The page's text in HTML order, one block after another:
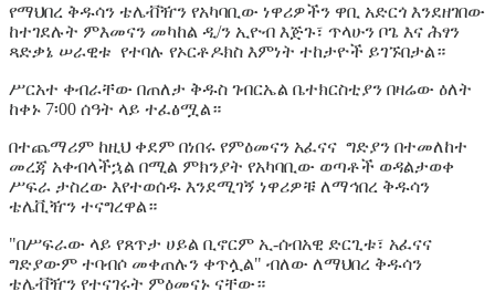
የማህበረ ቅዱሳን ቴሌቭዥን የአካባቢው ነዋሪዎችን ዋቢ አድርጎ እንደዘገበው
ከተገደሉት ምእመናን መካከል ዲ/ን ኢዮብ እጅጉ፣ ጥላሁን ቦጌ እና ሕፃን
ጻድቃኔ ሠራዊቱ የተባሉ የኦርቶዶክስ እምነት ተከታዮች ይገኙበታል።
ሥርአተ ቀብራቸው በጠለታ ቅዱስ ገብርኤል ቤተክርስቲያን በዛሬው ዕለት
ከቀኑ 7፡00 ሰዓት ላይ ተፈፅሟል።
በተጨማሪም ከዚህ ቀደም በነበሩ የምዕመናን አፈናና ግድያን በተመለከተ
መረጃ አቀብላችኋል በሚል ምክንያት የአካባቢው ወጣቶች ወዳልታወቀ
ሥፍራ ታስረው እየተወሰዱ እንደሚገኝ ነዋሪዎቹ ለማኅበረ ቅዱሳን
ቴሌቪዥን ተናግረዋል።
"በሥፍራው ላይ የጸጥታ ሀይል ቢኖርም ኢ-ሰብአዊ ድርጊቱ፣ አፈናና
ግድያውም ተባብሶ መቀጠሉን ቀጥሏል" ብለው ለማህበረ ቅዱሳን
ቴሌቭዥን የተናገሩት ምዕመናኑ ናቸው።